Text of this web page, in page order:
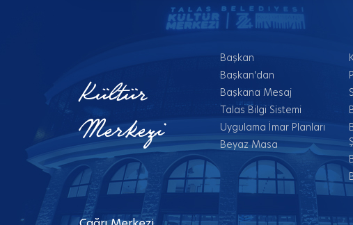
Kültür
Merkezi
Başkan
Başkan'dan
Başkana Mesaj
Talas Bilgi Sistemi
Uygulama İmar Planları
Beyaz Masa